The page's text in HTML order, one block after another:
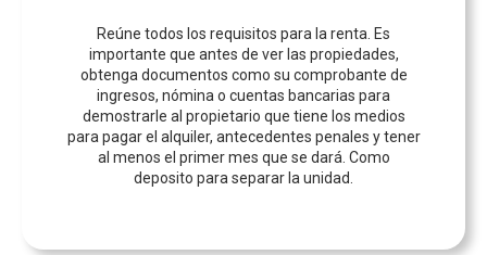
Reúne todos los requisitos para la renta. Es
importante que antes de ver las propiedades,
obtenga documentos como su comprobante de
ingresos, nómina o cuentas bancarias para
demostrarle al propietario que tiene los medios
para pagar el alquiler, antecedentes penales y tener
al menos el primer mes que se dará. Como
deposito para separar la unidad.